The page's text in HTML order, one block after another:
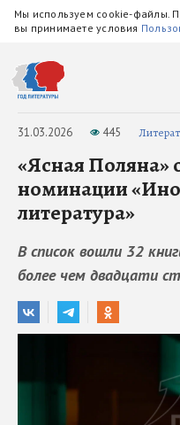
Мы используем cookie-файлы.
вы принимаете условия
31.03.2026 445
«Ясная Поляна»
номинации
литература»
В список вошли 32
более чем двадцати